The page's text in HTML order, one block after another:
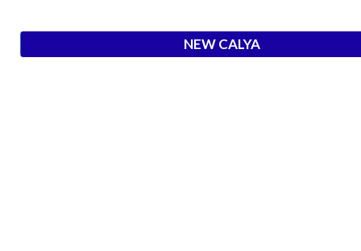
NEW CALYA